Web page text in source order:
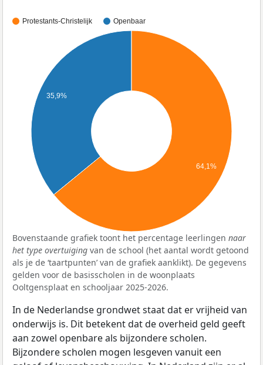
Protestants-Christelijk Openbaar
35,9%
64,1%
Bovenstaande grafiek toont het percentage leerlingen naar
het type overtuiging van de school (het aantal wordt getoond
als je de ‘taartpunten’ van de grafiek aanklikt). De gegevens
gelden voor de basisscholen in de woonplaats
Ooltgensplaat en schooljaar 2025-2026.
In de Nederlandse grondwet staat dat er vrijheid van
onderwijs is. Dit betekent dat de overheid geld geeft
aan zowel openbare als bijzondere scholen.
Bijzondere scholen mogen lesgeven vanuit een